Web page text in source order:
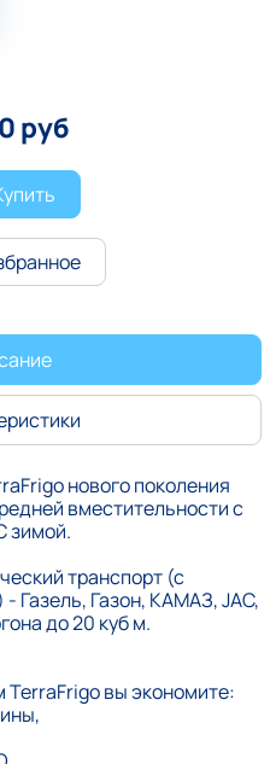
руб
нового поколения
вместительности с
зимой.
транспорт (с
Газель, Газон, КАМАЗ, JAC,
до 20 куб м.
вы экономите: